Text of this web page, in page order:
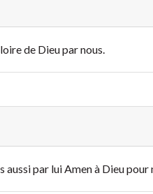
de Dieu par nous.
aussi par lui Amen à Dieu